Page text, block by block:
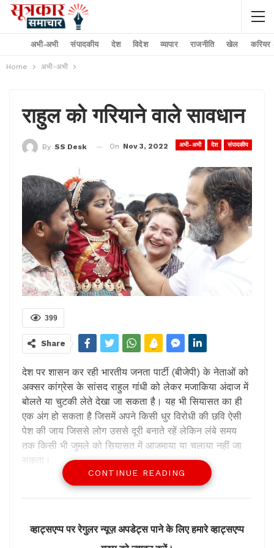
अभी-अभी संपादकीय देश विदेश व्यापार राजनीति खेल करियर
Home अभी-अभी
राहुल को गरियाने वाले सावधान
अभी-अभी देश संपादकीय
By SS Desk On Nov 3, 2022
399
Share
देश पर शासन कर रही भारतीय जनता पार्टी (बीजेपी) के नेताओं को
अक्सर कांग्रेस के सांसद राहुल गांधी को लेकर मजाकिया अंदाज में
बोलते या चुटकी लेते देखा जा सकता है। यह भी सियासत का ही
एक अंग हो सकता है जिसमें अपने किसी धुर विरोधी की छवि ऐसी
पेश की जाय जिससे लोग उससे दूरी बनाते रहें लेकिन लंबे समय
तक किसी भी जुमले को सियासत में आजमाया या चलाया नहीं जा
सकता।
यह बात दीगर है कि नई-नई बातें गढ़ी जा सकती हैं और लोगों को
नए तरीकों से अपनी ओर लाने की कोशिश हो सकती है। किंतु
फर्क नहीं पड़ता। वे लगातार अपने अभियान पर चले जा रहे हैं। हो
सकता है कि इस अभियान के नतीजे कुछ लोगों की समझ से परे हों,
CONTINUE READING
व्हाट्सएप्प पर रेगुलर न्यूज़ अपडेट्स पाने के लिए हमारे व्हाट्सएप्प